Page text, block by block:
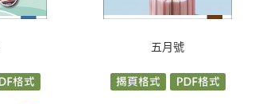
五月號